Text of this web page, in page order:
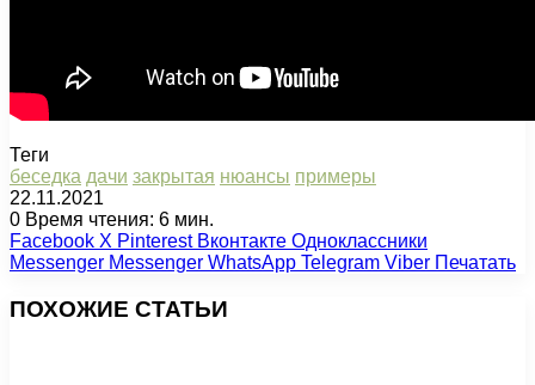
Теги
беседка дачи закрытая нюансы примеры
22.11.2021
0 Время чтения: 6 мин.
Facebook X Pinterest Вконтакте Одноклассники
Messenger Messenger WhatsApp Telegram Viber Печатать
ПОХОЖИЕ СТАТЬИ